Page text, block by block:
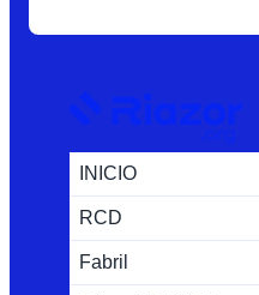
INICIO
RCD
Fabril